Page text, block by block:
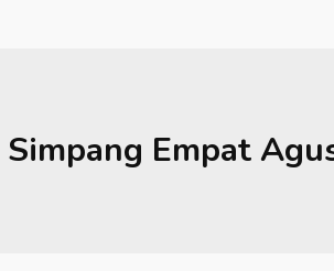
Simpang Empat